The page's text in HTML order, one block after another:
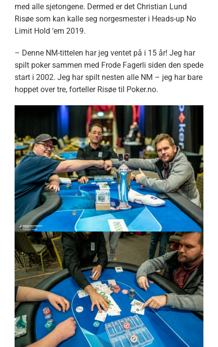
med alle sjetongene. Dermed er det Christian Lund
Risøe som kan kalle seg norgesmester i Heads-up No
Limit Hold ‘em 2019.
– Denne NM-tittelen har jeg ventet på i 15 år! Jeg har
spilt poker sammen med Frode Fagerli siden den spede
start i 2002. Jeg har spilt nesten alle NM – jeg har bare
hoppet over tre, forteller Risøe til Poker.no.